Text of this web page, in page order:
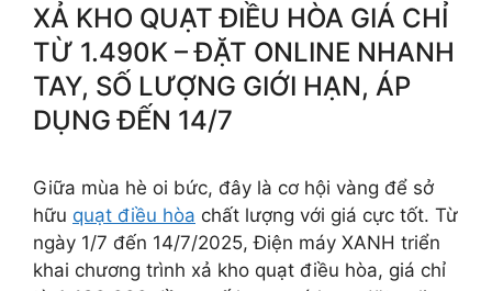
XẢ KHO QUẠT ĐIỀU HÒA GIÁ CHỈ
TỪ 1.490K – ĐẶT ONLINE NHANH
TAY, SỐ LƯỢNG GIỚI HẠN, ÁP
DỤNG ĐẾN 14/7
Giữa mùa hè oi bức, đây là cơ hội vàng để sở
hữu quạt điều hòa chất lượng với giá cực tốt. Từ
ngày 1/7 đến 14/7/2025, Điện máy XANH triển
khai chương trình xả kho quạt điều hòa, giá chỉ